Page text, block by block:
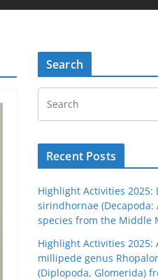
Search
Recent Posts
Highlight Activities 2025:
sirindhornae (Decapoda:
species from the Middle
Highlight Activities
millipede genus
(Diplopoda, Glomerida)